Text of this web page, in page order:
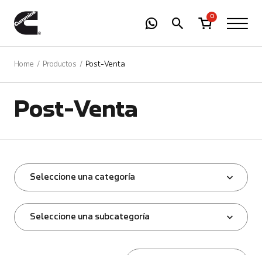
0
Home Productos Post-Venta
Post-Venta
Seleccione una categoría
Seleccione una subcategoría